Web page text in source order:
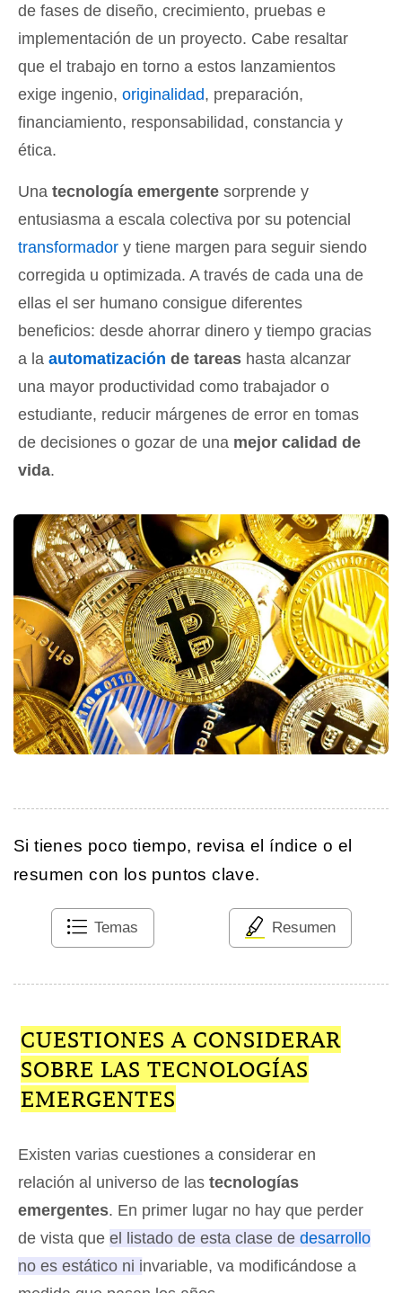
de fases de diseño, crecimiento, pruebas e
implementación de un proyecto. Cabe resaltar
que el trabajo en torno a estos lanzamientos
exige ingenio, originalidad, preparación,
financiamiento, responsabilidad, constancia y
ética.
Una tecnología emergente sorprende y
entusiasma a escala colectiva por su potencial
transformador y tiene margen para seguir siendo
corregida u optimizada. A través de cada una de
ellas el ser humano consigue diferentes
beneficios: desde ahorrar dinero y tiempo gracias
a la automatización de tareas hasta alcanzar
una mayor productividad como trabajador o
estudiante, reducir márgenes de error en tomas
de decisiones o gozar de una mejor calidad de
vida.
Si tienes poco tiempo, revisa el índice o el
resumen con los puntos clave.
Temas Resumen
CUESTIONES A CONSIDERAR
SOBRE LAS TECNOLOGÍAS
EMERGENTES
Existen varias cuestiones a considerar en
relación al universo de las tecnologías
emergentes. En primer lugar no hay que perder
de vista que el listado de esta clase de desarrollo
no es estático ni invariable, va modificándose a